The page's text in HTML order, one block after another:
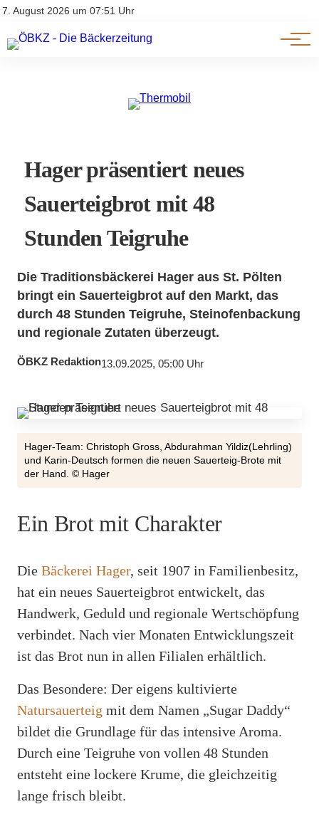
7. August 2026 um 07:51 Uhr
Impressum & Offenlegung
Am Wort
Genuss & Trends
Hager präsentiert neues
Sauerteigbrot mit 48
Stunden Teigruhe
Die Traditionsbäckerei Hager aus St. Pölten
bringt ein Sauerteigbrot auf den Markt, das
durch 48 Stunden Teigruhe, Steinofenbackung
und regionale Zutaten überzeugt.
ÖBKZ Redaktion13.09.2025, 05:00 Uhr
Hager-Team: Christoph Gross, Abdurahman Yildiz(Lehrling)
und Karin-Deutsch formen die neuen Sauerteig-Brote mit
der Hand. © Hager
Ein Brot mit Charakter
Die Bäckerei Hager, seit 1907 in Familienbesitz,
hat ein neues Sauerteigbrot entwickelt, das
Handwerk, Geduld und regionale Wertschöpfung
verbindet. Nach vier Monaten Entwicklungszeit
ist das Brot nun in allen Filialen erhältlich.
Das Besondere: Der eigens kultivierte
Natursauerteig mit dem Namen „Sugar Daddy“
bildet die Grundlage für das intensive Aroma.
Durch eine Teigruhe von vollen 48 Stunden
entsteht eine lockere Krume, die gleichzeitig
lange frisch bleibt.